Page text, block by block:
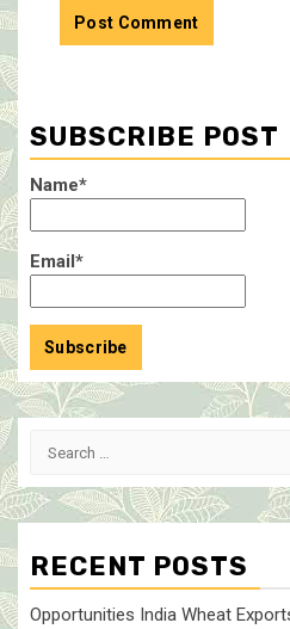
SUBSCRIBE POST
Name*
Email*
Search
RECENT POSTS
Opportunities India Wheat Exports :